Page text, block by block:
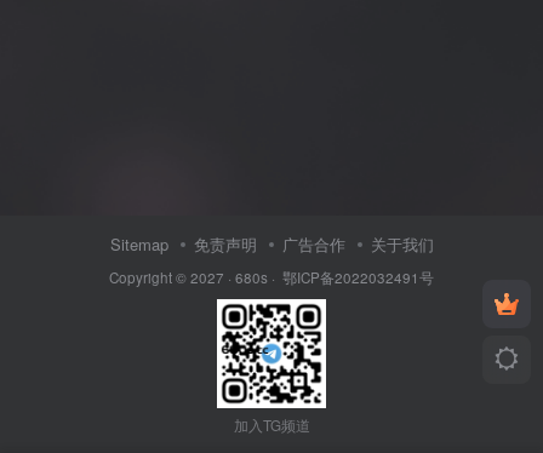
Sitemap 免责声明 广告合作 关于我们
Copyright © 2027 · 680s · 鄂ICP备2022032491号
加入TG频道